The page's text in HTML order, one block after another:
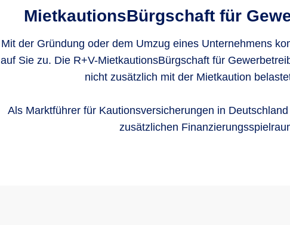
MietkautionsBürgschaft für
Mit der Gründung oder dem Umzug eines Unternehmens
auf Sie zu. Die R+V-MietkautionsBürgschaft für
nicht zusätzlich mit der Mietkaution
Als Marktführer für Kautionsversicherungen in
zusätzlichen